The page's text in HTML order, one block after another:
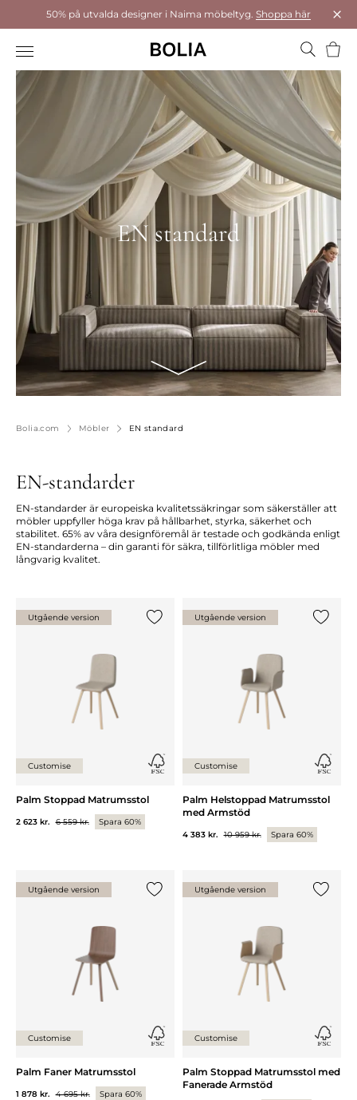
50% på utvalda designer i Naima möbeltyg. Shoppa här
EN standard
Bolia.com Möbler EN standard
EN-standarder
EN-standarder är europeiska kvalitetssäkringar som säkerställer att
möbler uppfyller höga krav på hållbarhet, styrka, säkerhet och
stabilitet. 65% av våra designföremål är testade och godkända enligt
EN-standarderna – din garanti för säkra, tillförlitliga möbler med
långvarig kvalitet.
Utgående version
Customise
Palm Stoppad Matrumsstol
2 623 kr. 6 559 kr. Spara 60%
Utgående version
Customise
Palm Helstoppad Matrumsstol
med Armstöd
4 383 kr. 10 959 kr. Spara 60%
Utgående version
Customise
Palm Faner Matrumsstol
1 878 kr. 4 695 kr. Spara 60%
Utgående version
Customise
Palm Stoppad Matrumsstol med
Fanerade Armstöd